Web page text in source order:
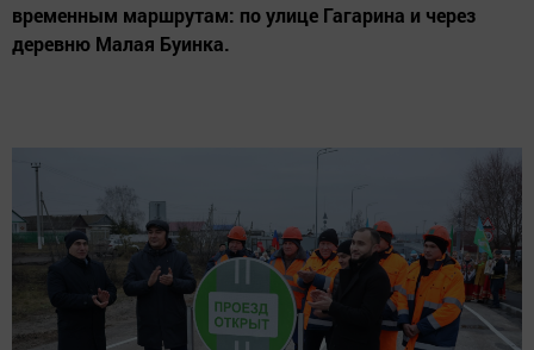
временным маршрутам: по улице Гагарина и через
деревню Малая Буинка.